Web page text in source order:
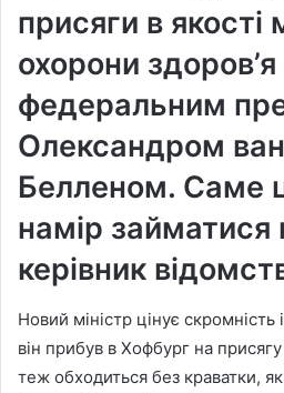
присяги в якості
охорони здоров’я
федеральним
Олександром
Белленом. Саме
намір займатися
керівник
Новий міністр цінує скромність
він прибув в Хофбург на
теж обходиться без краватки, як